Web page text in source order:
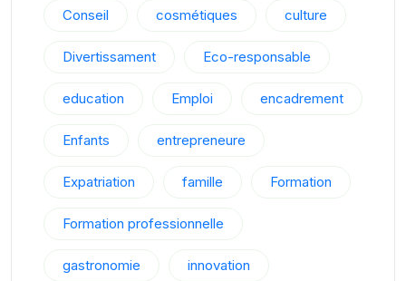
Conseil cosmétiques culture
Divertissament Eco-responsable
education Emploi encadrement
Enfants entrepreneure
Expatriation famille Formation
Formation professionnelle
gastronomie innovation